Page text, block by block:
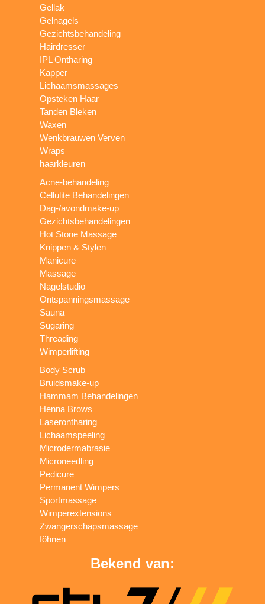
Gellak
Gelnagels
Gezichtsbehandeling
Hairdresser
IPL Ontharing
Kapper
Lichaamsmassages
Opsteken Haar
Tanden Bleken
Waxen
Wenkbrauwen Verven
Wraps
haarkleuren
Acne-behandeling
Cellulite Behandelingen
Dag-/avondmake-up
Gezichtsbehandelingen
Hot Stone Massage
Knippen & Stylen
Manicure
Massage
Nagelstudio
Ontspanningsmassage
Sauna
Sugaring
Threading
Wimperlifting
Body Scrub
Bruidsmake-up
Hammam Behandelingen
Henna Brows
Laserontharing
Lichaamspeeling
Microdermabrasie
Microneedling
Pedicure
Permanent Wimpers
Sportmassage
Wimperextensions
Zwangerschapsmassage
föhnen
Bekend van: